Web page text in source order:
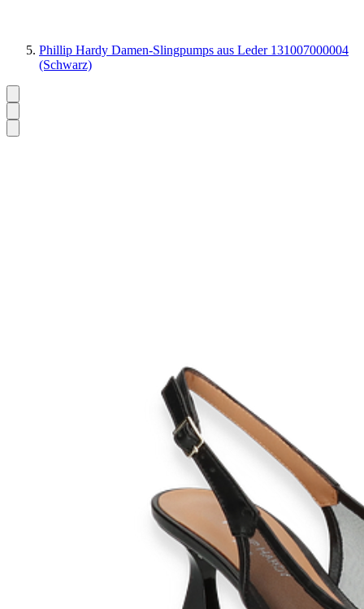
Phillip Hardy Damen-Slingpumps aus Leder 131007000004
(Schwarz)